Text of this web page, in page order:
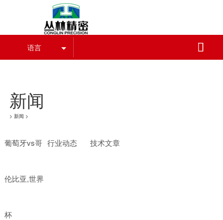
葡萄牙vs哥伦比亚,世界杯

语言
新闻
> 新闻 >
葡萄牙vs哥
伦比亚,世界
杯
行业动态 技术文章